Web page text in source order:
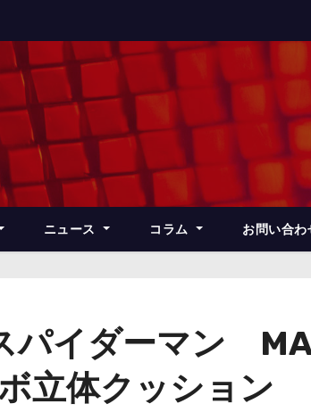
ニュース コラム お問い合わ
パイダーマン
体クッション